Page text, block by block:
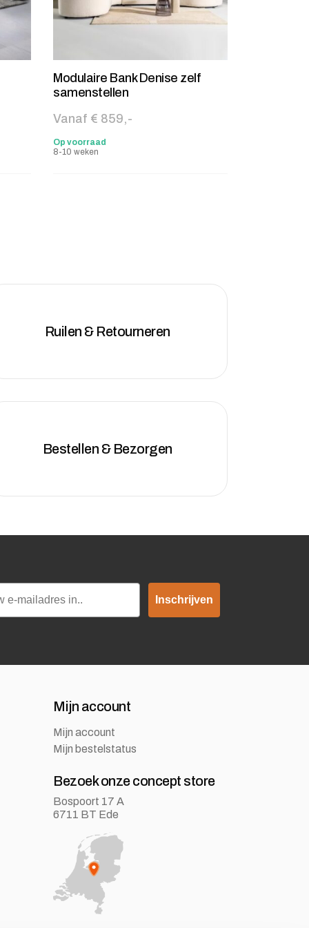
Modulaire Bank Denise zelf
samenstellen
Vanaf € 859,-
Op voorraad
8-10 weken
Ruilen & Retourneren
Bestellen & Bezorgen
Inschrijven
Mijn account
Mijn account
Mijn bestelstatus
Bezoek onze concept store
Bospoort 17 A
6711 BT Ede